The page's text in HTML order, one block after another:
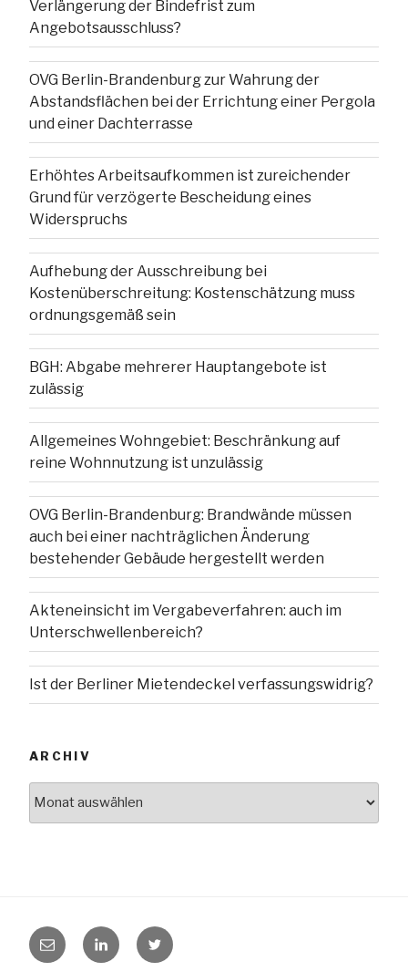
Verlängerung der Bindefrist zum
Angebotsausschluss?
OVG Berlin-Brandenburg zur Wahrung der
Abstandsflächen bei der Errichtung einer Pergola
und einer Dachterrasse
Erhöhtes Arbeitsaufkommen ist zureichender
Grund für verzögerte Bescheidung eines
Widerspruchs
Aufhebung der Ausschreibung bei
Kostenüberschreitung: Kostenschätzung muss
ordnungsgemäß sein
BGH: Abgabe mehrerer Hauptangebote ist
zulässig
Allgemeines Wohngebiet: Beschränkung auf
reine Wohnnutzung ist unzulässig
OVG Berlin-Brandenburg: Brandwände müssen
auch bei einer nachträglichen Änderung
bestehender Gebäude hergestellt werden
Akteneinsicht im Vergabeverfahren: auch im
Unterschwellenbereich?
Ist der Berliner Mietendeckel verfassungswidrig?
ARCHIV
E-
Mail
LinkedIn Twitter